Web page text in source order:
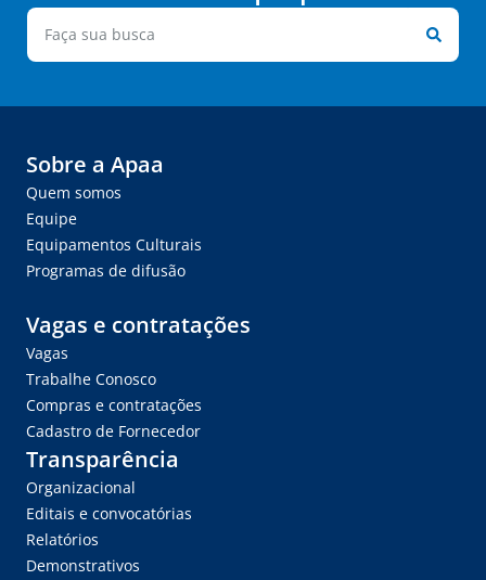
Sobre a Apaa
Quem somos
Equipe
Equipamentos Culturais
Programas de difusão
Vagas e contratações
Vagas
Trabalhe Conosco
Compras e contratações
Cadastro de Fornecedor
Transparência
Organizacional
Editais e convocatórias
Relatórios
Demonstrativos